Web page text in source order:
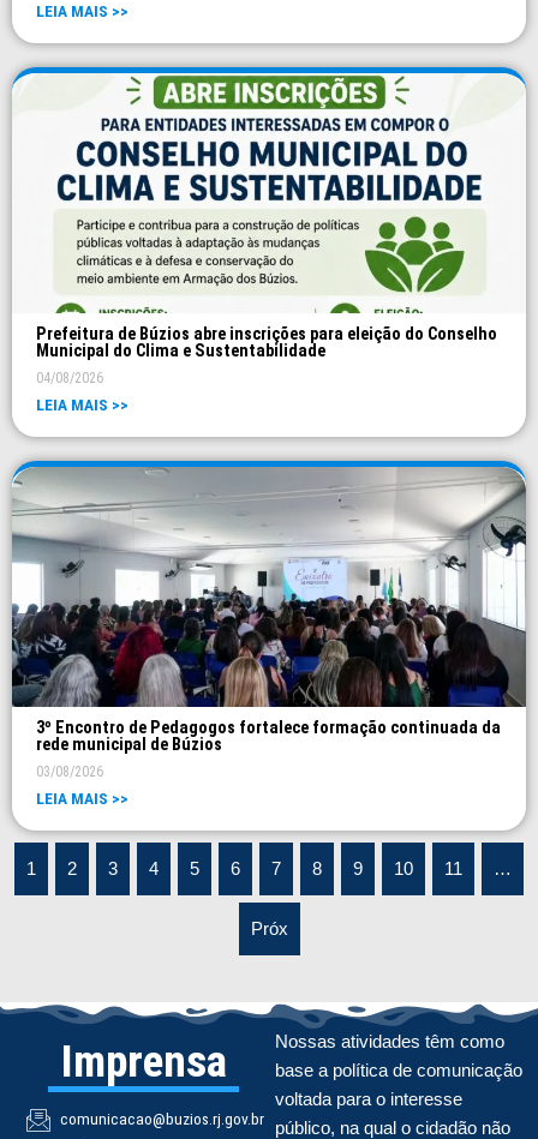
LEIA MAIS >>
Prefeitura de Búzios abre inscrições para eleição do Conselho
Municipal do Clima e Sustentabilidade
04/08/2026
LEIA MAIS >>
3º Encontro de Pedagogos fortalece formação continuada da
rede municipal de Búzios
03/08/2026
LEIA MAIS >>
1 2 3 4 5 6 7 8 9 10 11 …
Próx
Imprensa
comunicacao@buzios.rj.gov.br
Nossas atividades têm como
base a política de comunicação
voltada para o interesse
público, na qual o cidadão não